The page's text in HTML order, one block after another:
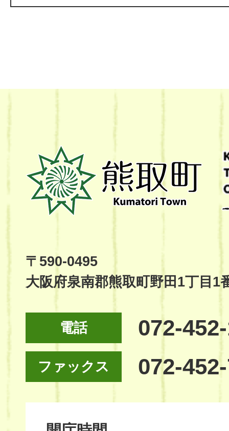
熊
取
町
Kumatori
Site
〒590-0495
大阪府泉南郡熊取町野田1丁目1
電話 072-
ファックス 072-